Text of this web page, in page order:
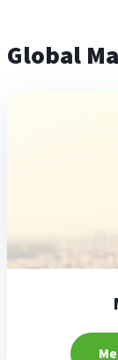
Global